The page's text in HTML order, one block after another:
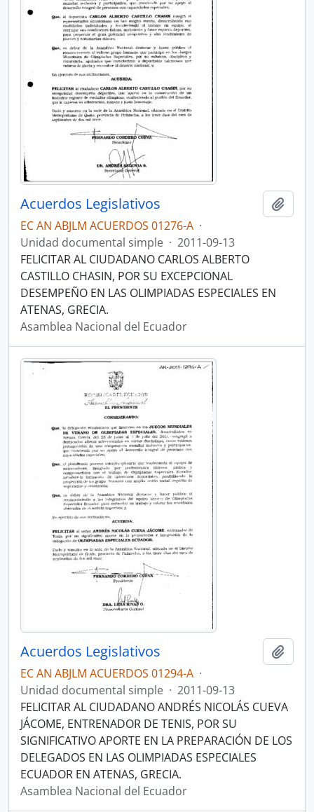
Acuerdos Legislativos
EC AN ABJLM ACUERDOS 01276-A ·
Unidad documental simple · 2011-09-13
FELICITAR AL CIUDADANO CARLOS ALBERTO
CASTILLO CHASIN, POR SU EXCEPCIONAL
DESEMPEÑO EN LAS OLIMPIADAS ESPECIALES EN
ATENAS, GRECIA.
Asamblea Nacional del Ecuador
Acuerdos Legislativos
EC AN ABJLM ACUERDOS 01294-A ·
Unidad documental simple · 2011-09-13
FELICITAR AL CIUDADANO ANDRÉS NICOLÁS CUEVA
JÁCOME, ENTRENADOR DE TENIS, POR SU
SIGNIFICATIVO APORTE EN LA PREPARACIÓN DE LOS
DELEGADOS EN LAS OLIMPIADAS ESPECIALES
ECUADOR EN ATENAS, GRECIA.
Asamblea Nacional del Ecuador